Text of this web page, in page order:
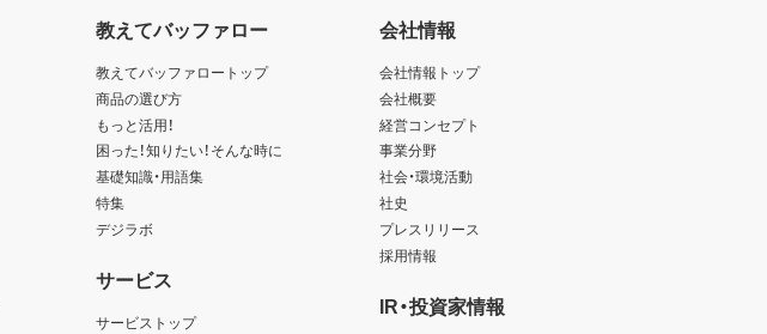
教えてバッファロー
教えてバッファロートップ
商品の選び方
もっと活用！
困った！知りたい！そんな時に
基礎知識・用語集
特集
デジラボ
サービス
サービストップ
会社情報
会社情報トップ
会社概要
経営コンセプト
事業分野
社会・環境活動
社史
プレスリリース
採用情報
IR・投資家情報